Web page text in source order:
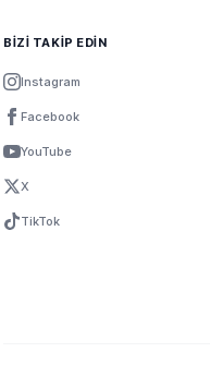
BİZİ TAKİP EDİN
Instagram
Facebook
YouTube
X
TikTok